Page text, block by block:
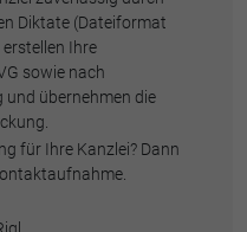
Diktate (Dateiformat
erstellen Ihre
sowie nach
übernehmen die
für Ihre Kanzlei? Dann